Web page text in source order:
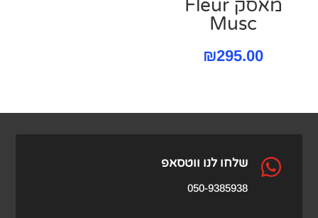
מאסק Fleur
Musc
₪295.00
 שלחו לנו ווטסאפ
050-9385938